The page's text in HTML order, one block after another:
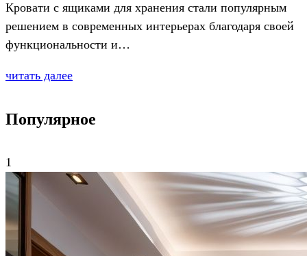
Кровати с ящиками для хранения стали популярным
решением в современных интерьерах благодаря своей
функциональности и…
читать далее
Популярное
1